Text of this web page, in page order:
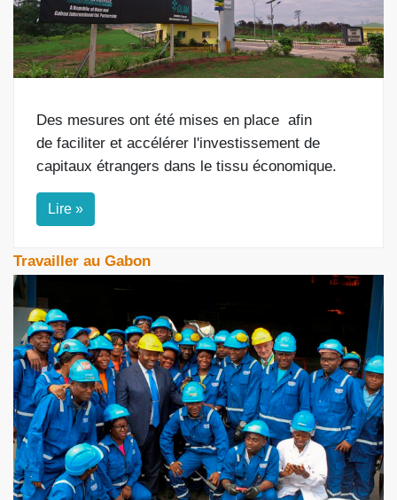
Des mesures ont été mises en place afin
de faciliter et accélérer l'investissement de
capitaux étrangers dans le tissu économique.
Lire »
Travailler au Gabon